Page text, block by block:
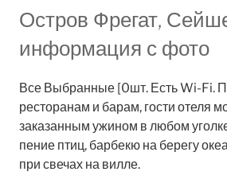
Остров Фрегат,
информация с фото
Все Выбранные [0шт. Есть Wi-Fi.
ресторанам и барам, гости отеля
заказанным ужином в любом
пение птиц, барбекю на берегу
при свечах на вилле.